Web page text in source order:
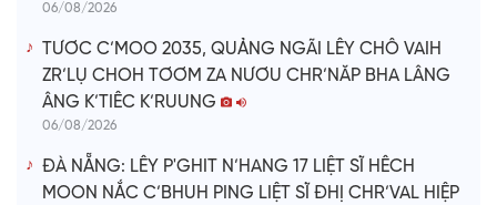
06/08/2026
TƯƠC C’MOO 2035, QUẢNG NGÃI LÊY CHÔ VAIH
ZR’LỤ CHOH TƠƠM ZA NƯƠU CHR’NĂP BHA LÂNG
ÂNG K’TIÊC K’RUUNG
06/08/2026
ĐÀ NẴNG: LÊY P'GHIT N’HANG 17 LIỆT SĨ HÊCH
MOON NẮC C’BHUH PING LIỆT SĨ ĐHỊ CHR’VAL HIỆP